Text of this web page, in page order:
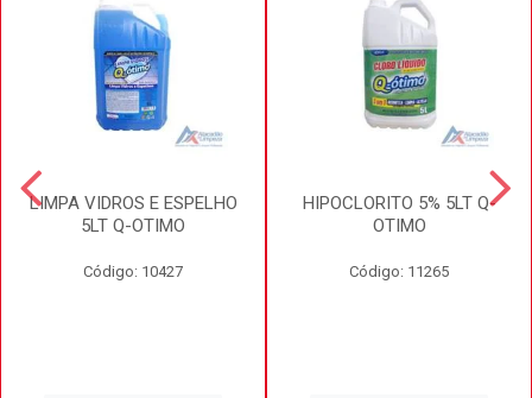
LIMPA VIDROS E ESPELHO
5LT Q-OTIMO
Código: 10427
HIPOCLORITO 5% 5LT Q-
OTIMO
Código: 11265